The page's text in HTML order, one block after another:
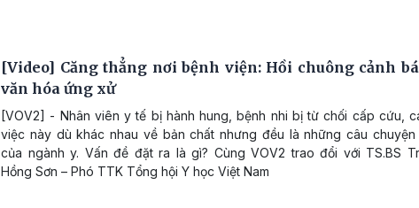
[Video] Căng thẳng nơi bệnh viện: Hồi chuông cảnh
văn hóa ứng xử
[VOV2] - Nhân viên y tế bị hành hung, bệnh nhi bị từ chối cấp cứu,
việc này dù khác nhau về bản chất nhưng đều là những câu chuyện
của ngành y. Vấn đề đặt ra là gì? Cùng VOV2 trao đổi với TS.BS
Hồng Sơn – Phó TTK Tổng hội Y học Việt Nam